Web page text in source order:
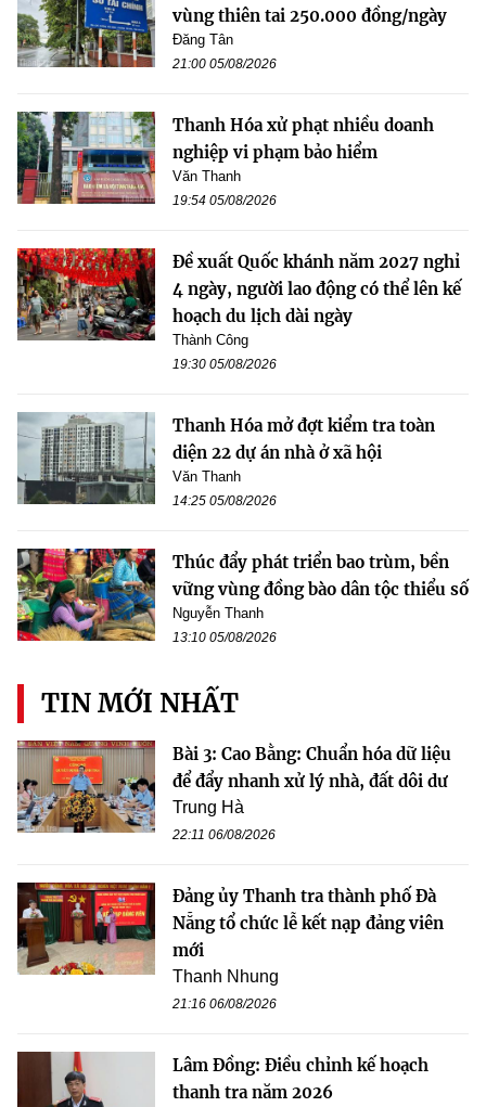
vùng thiên tai 250.000 đồng/ngày
Đăng Tân
21:00 05/08/2026
Thanh Hóa xử phạt nhiều doanh
nghiệp vi phạm bảo hiểm
Văn Thanh
19:54 05/08/2026
Đề xuất Quốc khánh năm 2027 nghỉ
4 ngày, người lao động có thể lên kế
hoạch du lịch dài ngày
Thành Công
19:30 05/08/2026
Thanh Hóa mở đợt kiểm tra toàn
diện 22 dự án nhà ở xã hội
Văn Thanh
14:25 05/08/2026
Thúc đẩy phát triển bao trùm, bền
vững vùng đồng bào dân tộc thiểu số
Nguyễn Thanh
13:10 05/08/2026
TIN MỚI NHẤT
Bài 3: Cao Bằng: Chuẩn hóa dữ liệu
để đẩy nhanh xử lý nhà, đất dôi dư
Trung Hà
22:11 06/08/2026
Đảng ủy Thanh tra thành phố Đà
Nẵng tổ chức lễ kết nạp đảng viên
mới
Thanh Nhung
21:16 06/08/2026
Lâm Đồng: Điều chỉnh kế hoạch
thanh tra năm 2026